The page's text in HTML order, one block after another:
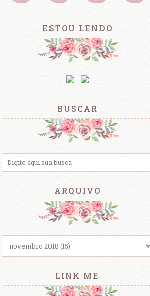
ESTOU LENDO
BUSCAR
ARQUIVO
LINK ME